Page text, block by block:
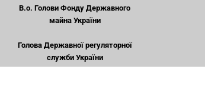
В.о. Голови Фонду Державного
майна України
Голова Державної регуляторної
служби України